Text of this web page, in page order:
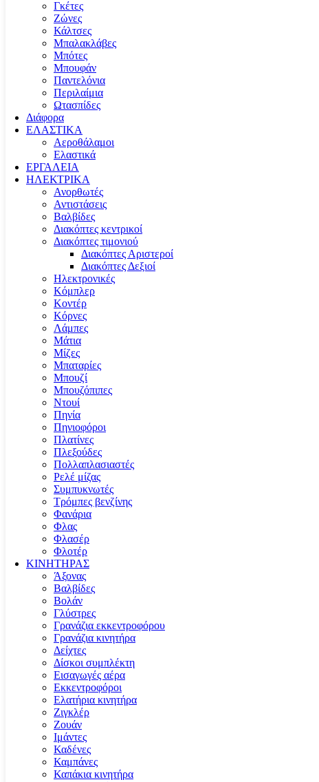
Γκέτες
Ζώνες
Κάλτσες
Μπαλακλάβες
Μπότες
Μπουφάν
Παντελόνια
Περιλαίμια
Ωτασπίδες
Διάφορα
ΕΛΑΣΤΙΚΑ
Αεροθάλαμοι
Ελαστικά
ΕΡΓΑΛΕΙΑ
ΗΛΕΚΤΡΙΚΑ
Ανορθωτές
Αντιστάσεις
Βαλβίδες
Διακόπτες κεντρικοί
Διακόπτες τιμονιού
Διακόπτες Αριστεροί
Διακόπτες Δεξιοί
Ηλεκτρονικές
Κόμπλερ
Κοντέρ
Κόρνες
Λάμπες
Μάτια
Μίζες
Μπαταρίες
Μπουζί
Μπουζόπιπες
Ντουί
Πηνία
Πηνιοφόροι
Πλατίνες
Πλεξούδες
Πολλαπλασιαστές
Ρελέ μίζας
Συμπυκνωτές
Τρόμπες βενζίνης
Φανάρια
Φλας
Φλασέρ
Φλοτέρ
ΚΙΝΗΤΗΡΑΣ
Άξονας
Βαλβίδες
Βολάν
Γλύστρες
Γρανάζια εκκεντροφόρου
Γρανάζια κινητήρα
Δείχτες
Δίσκοι συμπλέκτη
Εισαγωγές αέρα
Εκκεντροφόροι
Ελατήρια κινητήρα
Ζιγκλέρ
Ζουάν
Ιμάντες
Καδένες
Καμπάνες
Καπάκια κινητήρα